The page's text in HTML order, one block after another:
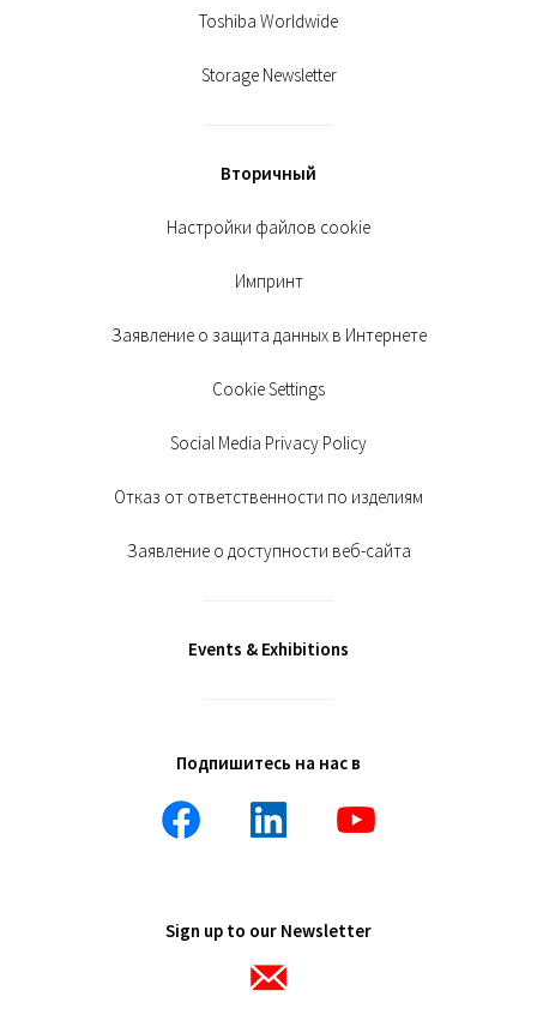
Toshiba Worldwide
Storage Newsletter
Вторичный
Настройки файлов cookie
Импринт
Заявление о защита данных в Интернете
Cookie Settings
Social Media Privacy Policy
Отказ от ответственности по изделиям
Заявление о доступности веб-сайта
Events & Exhibitions
Подпишитесь на нас в
Sign up to our Newsletter